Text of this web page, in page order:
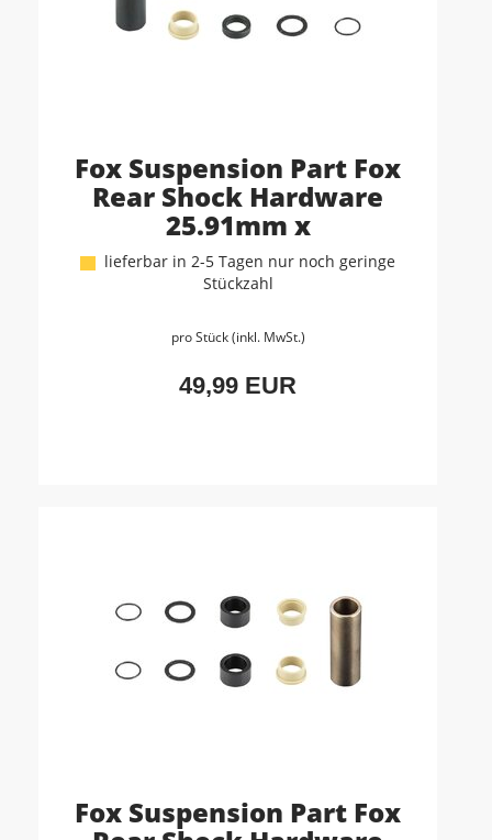
Fox Suspension Part Fox
Rear Shock Hardware
25.91mm x
lieferbar in 2-5 Tagen nur noch geringe
Stückzahl
pro Stück (inkl. MwSt.)
49,99 EUR
Fox Suspension Part Fox